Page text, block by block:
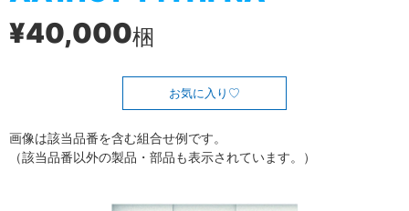
¥40,000梱
お気に入り
画像は該当品番を含む組合せ例です。
（該当品番以外の製品・部品も表示されています。）